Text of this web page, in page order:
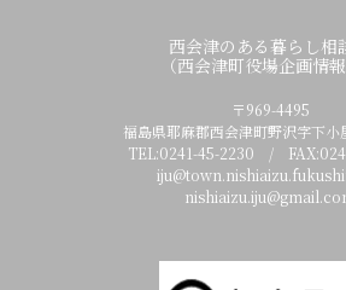
西会津のある暮らし相
（西会津町役場企画情報
〒969-4495
福島県耶麻郡西会津町野沢字下
TEL:0241-45-2230 /